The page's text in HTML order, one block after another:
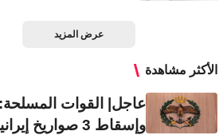
عرض المزيد
الأكثر مشاهدة
عاجل| القوات
وإسقاط 3 صواريخ